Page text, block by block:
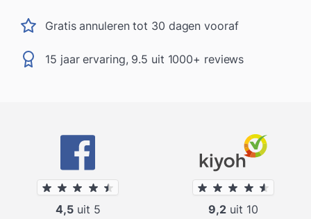
Gratis annuleren tot 30 dagen vooraf
15 jaar ervaring, 9.5 uit 1000+ reviews
4,5uit 5 9,2 uit 10